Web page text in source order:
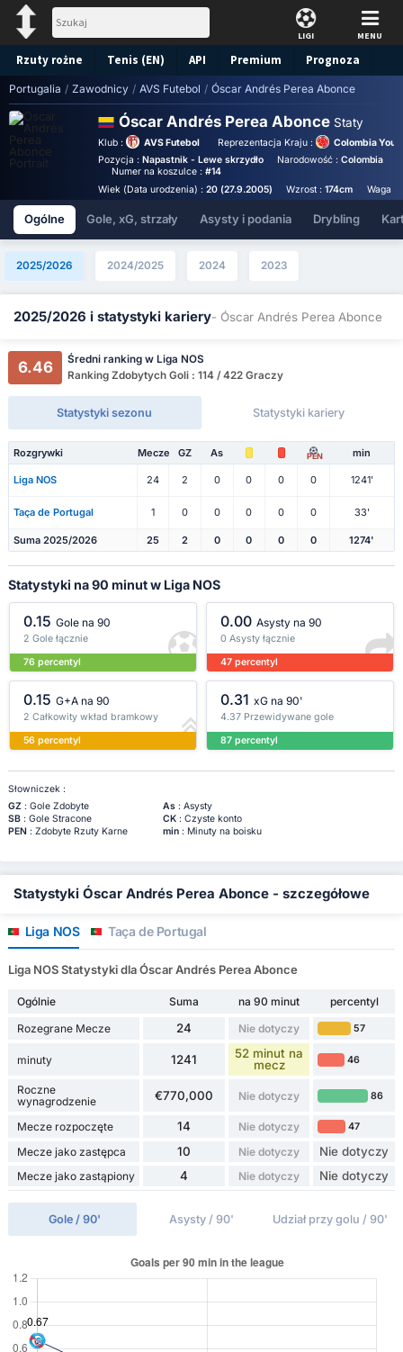
LIGI MENU
Rzuty rożne Tenis (EN) API Premium Prognoza
Portugalia / Zawodnicy / AVS Futebol / Óscar Andrés Perea Abonce
Óscar Andrés Perea Abonce Staty
Klub : AVS Futebol Reprezentacja Kraju :
Colombia
Pozycja : Napastnik - Lewe skrzydło Narodowość :Colombia
Numer na koszulce :#14
Wiek (Data urodzenia) : 20 (27.9.2005) Wzrost :174cm Waga :
Ogólne Gole, xG, strzały Asysty i podania Drybling
2025/2026 2024/2025 2024 2023
2025/2026 i statystyki kariery- Óscar Andrés Perea Abonce
6.46
Średni ranking w Liga NOS
Ranking Zdobytych Goli : 114 / 422 Graczy
Statystyki sezonu Statystyki kariery
Rozgrywki Mecze GZ As PEN min
Liga NOS 24 2 0 0 0 0 1241'
Taça de Portugal 1 0 0 0 0 0 33'
Suma 2025/2026 25 2 0 0 0 0 1274'
Statystyki na 90 minut w Liga NOS
0.15 Gole na 90
2 Gole łącznie
76 percentyl
0.00 Asysty na 90
0 Asysty łącznie
47 percentyl
0.15 G+A na 90
2 Całkowity wkład bramkowy
56 percentyl
0.31 xG na 90'
4.37 Przewidywane gole
87 percentyl
Słowniczek :
GZ: Gole Zdobyte As: Asysty
SB: Gole Stracone CK: Czyste konto
PEN: Zdobyte Rzuty Karne min: Minuty na boisku
Statystyki Óscar Andrés Perea Abonce - szczegółowe
Liga NOS Taça de Portugal
Liga NOS Statystyki dla Óscar Andrés Perea Abonce
Ogólnie Suma na 90 minut
percentyl
Rozegrane Mecze
24 Nie dotyczy 57
minuty 1241
52 minut na
mecz
46
Roczne
wynagrodzenie
€770,000 Nie dotyczy 86
Mecze rozpoczęte 14 Nie dotyczy 47
Mecze jako zastępca 10 Nie dotyczy Nie dotyczy
Mecze jako zastąpiony 4 Nie dotyczy Nie dotyczy
Gole / 90' Asysty / 90' Udział przy golu / 90'